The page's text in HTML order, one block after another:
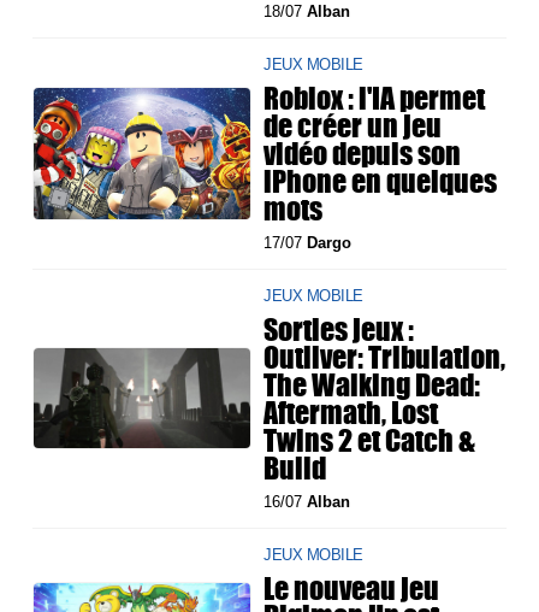
18/07Alban
JEUX MOBILE
Roblox : l'IA permet
de créer un jeu
vidéo depuis son
iPhone en quelques
mots
17/07 Dargo
JEUX MOBILE
Sorties jeux :
Outliver: Tribulation,
The Walking Dead:
Aftermath, Lost
Twins 2 et Catch &
Build
16/07Alban
JEUX MOBILE
Le nouveau jeu